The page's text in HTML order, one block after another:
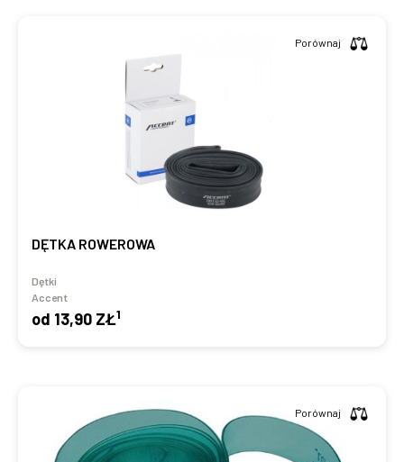
DĘTKA ROWEROWA
Dętki
Accent
od 13,90 ZŁ1
Porównaj
Porównaj